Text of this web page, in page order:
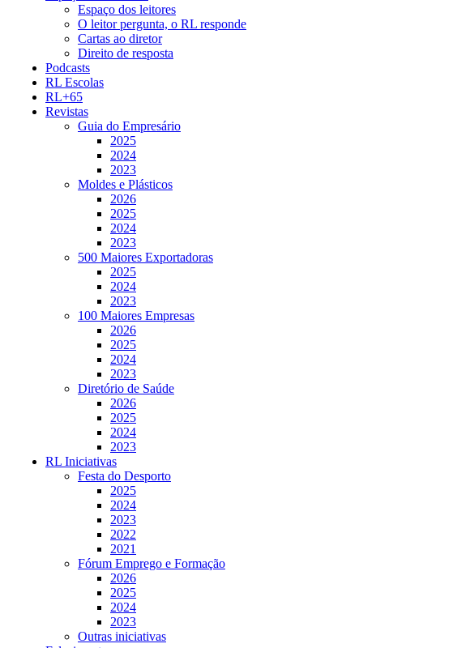
Espaço dos leitores
O leitor pergunta, o RL responde
Cartas ao diretor
Direito de resposta
Podcasts
RL Escolas
RL+65
Revistas
Guia do Empresário
2025
2024
2023
Moldes e Plásticos
2026
2025
2024
2023
500 Maiores Exportadoras
2025
2024
2023
100 Maiores Empresas
2026
2025
2024
2023
Diretório de Saúde
2026
2025
2024
2023
RL Iniciativas
Festa do Desporto
2025
2024
2023
2022
2021
Fórum Emprego e Formação
2026
2025
2024
2023
Outras iniciativas